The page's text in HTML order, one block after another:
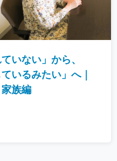
いない」から、
いるみたい」へ｜
族編